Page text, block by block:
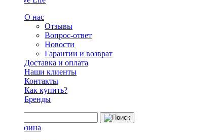
О нас
Отзывы
Вопрос-ответ
Новости
Гарантии и возврат
Доставка и оплата
Наши клиенты
Контакты
Как купить?
Бренды